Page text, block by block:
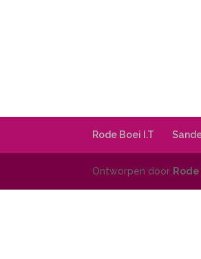
Rode Boei I.T
Ontworpen door